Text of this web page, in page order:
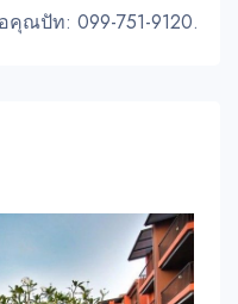
ณปัท: 099-751-9120.